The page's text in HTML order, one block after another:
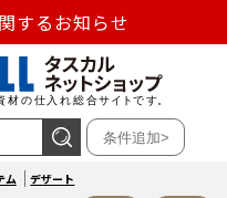
するお知らせ
品出荷停止のお知らせ
の影響によるお荷物のお
いて
条件追加>
ム デザート